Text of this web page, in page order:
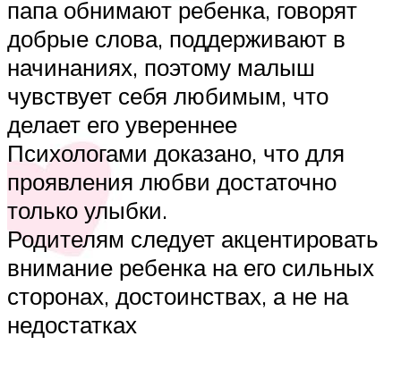
папа обнимают ребенка, говорят
добрые слова, поддерживают в
начинаниях, поэтому малыш
чувствует себя любимым, что
делает его увереннее
Психологами доказано, что для
проявления любви достаточно
только улыбки.
Родителям следует акцентировать
внимание ребенка на его сильных
сторонах, достоинствах, а не на
недостатках